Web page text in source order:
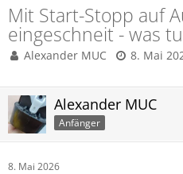
Mit Start-Stopp auf
eingeschneit - was
Alexander MUC 8. Mai
Alexander MUC
Anfänger
8. Mai 2026